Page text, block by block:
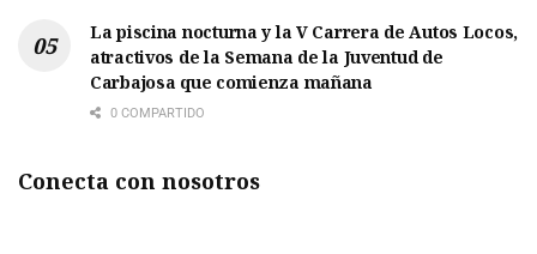
La piscina nocturna y la V Carrera de Autos Locos,
atractivos de la Semana de la Juventud de
Carbajosa que comienza mañana
0 COMPARTIDO
Conecta con nosotros